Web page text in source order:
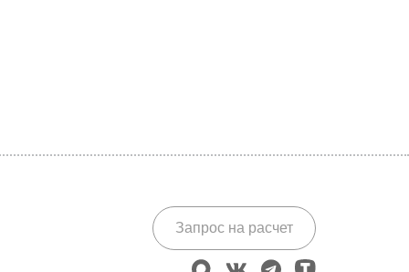
Запрос на расчет
max vk telegram
tenchat